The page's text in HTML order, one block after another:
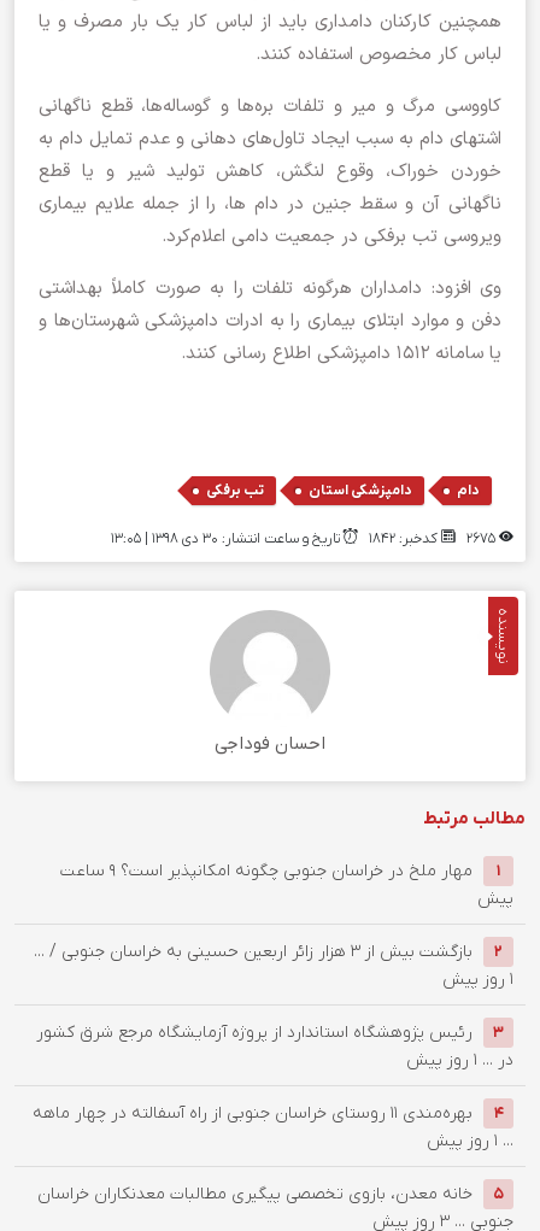
همچنین کارکنان دامداری باید از لباس کار یک بار مصرف و یا
لباس کار مخصوص استفاده کنند.
کاووسی مرگ و میر و تلفات بره‌ها و گوساله‌ها، قطع ناگهانی
اشتهای دام به سبب ایجاد تاول‌های دهانی و عدم تمایل دام به
خوردن خوراک، وقوع لنگش، کاهش تولید شیر و یا قطع
ناگهانی آن و سقط جنین در دام ها، را از جمله علایم بیماری
ویروسی تب برفکی در جمعیت دامی اعلام‌کرد.
وی افزود: دامداران هرگونه تلفات را به صورت کاملاً بهداشتی
دفن و موارد ابتلای بیماری را به ادرات دامپزشکی شهرستان‌ها و
یا سامانه ۱۵۱۲ دامپزشکی اطلاع رسانی کنند.
دام , دامپزشکی استان , تب برفکی
کدخبر: 1842 تاریخ و ساعت انتشار: ۳۰ دی ۱۳۹۸ | 13:05
نویسنده
احسان فوداجی
مطالب مرتبط
1 ‌مهار ملخ در خراسان جنوبی چگونه امکانپذیر است؟
9 ساعت
پیش
2
بازگشت بیش از ۳ هزار زائر اربعین حسینی به خراسان جنوبی / ...
1 روز پیش
3
رئیس پژوهشگاه استاندارد از پروژه آزمایشگاه مرجع شرق کشور
در ... 1 روز پیش
4
بهره‌مندی ۱۱ روستای خراسان جنوبی از راه آسفالته در چهار ماهه
... 1 روز پیش
5
خانه معدن، بازوی تخصصی پیگیری مطالبات معدنکاران خراسان
جنوبی ... 3 روز پیش